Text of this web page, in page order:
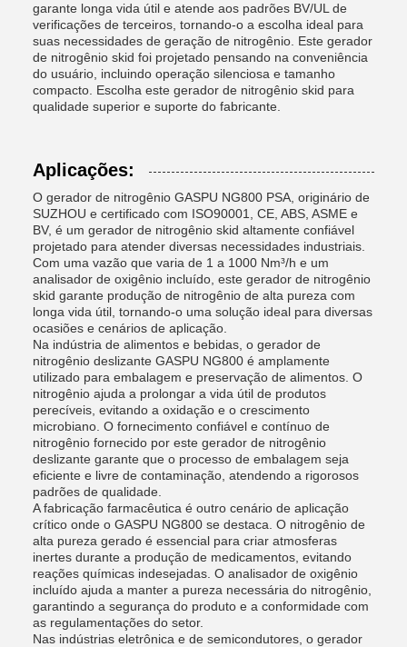
garante longa vida útil e atende aos padrões BV/UL de
verificações de terceiros, tornando-o a escolha ideal para
suas necessidades de geração de nitrogênio. Este gerador
de nitrogênio skid foi projetado pensando na conveniência
do usuário, incluindo operação silenciosa e tamanho
compacto. Escolha este gerador de nitrogênio skid para
qualidade superior e suporte do fabricante.
Aplicações:
O gerador de nitrogênio GASPU NG800 PSA, originário de
SUZHOU e certificado com ISO90001, CE, ABS, ASME e
BV, é um gerador de nitrogênio skid altamente confiável
projetado para atender diversas necessidades industriais.
Com uma vazão que varia de 1 a 1000 Nm³/h e um
analisador de oxigênio incluído, este gerador de nitrogênio
skid garante produção de nitrogênio de alta pureza com
longa vida útil, tornando-o uma solução ideal para diversas
ocasiões e cenários de aplicação.
Na indústria de alimentos e bebidas, o gerador de
nitrogênio deslizante GASPU NG800 é amplamente
utilizado para embalagem e preservação de alimentos. O
nitrogênio ajuda a prolongar a vida útil de produtos
perecíveis, evitando a oxidação e o crescimento
microbiano. O fornecimento confiável e contínuo de
nitrogênio fornecido por este gerador de nitrogênio
deslizante garante que o processo de embalagem seja
eficiente e livre de contaminação, atendendo a rigorosos
padrões de qualidade.
A fabricação farmacêutica é outro cenário de aplicação
crítico onde o GASPU NG800 se destaca. O nitrogênio de
alta pureza gerado é essencial para criar atmosferas
inertes durante a produção de medicamentos, evitando
reações químicas indesejadas. O analisador de oxigênio
incluído ajuda a manter a pureza necessária do nitrogênio,
garantindo a segurança do produto e a conformidade com
as regulamentações do setor.
Nas indústrias eletrônica e de semicondutores, o gerador